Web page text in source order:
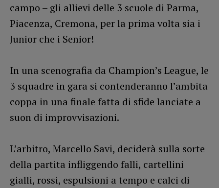
campo – gli allievi delle 3 scuole di Parma,
Piacenza, Cremona, per la prima volta sia i
Junior che i Senior!
In una scenografia da Champion’s League, le
3 squadre in gara si contenderanno l’ambita
coppa in una finale fatta di sfide lanciate a
suon di improvvisazioni.
L’arbitro, Marcello Savi, deciderà sulla sorte
della partita infliggendo falli, cartellini
gialli, rossi, espulsioni a tempo e calci di